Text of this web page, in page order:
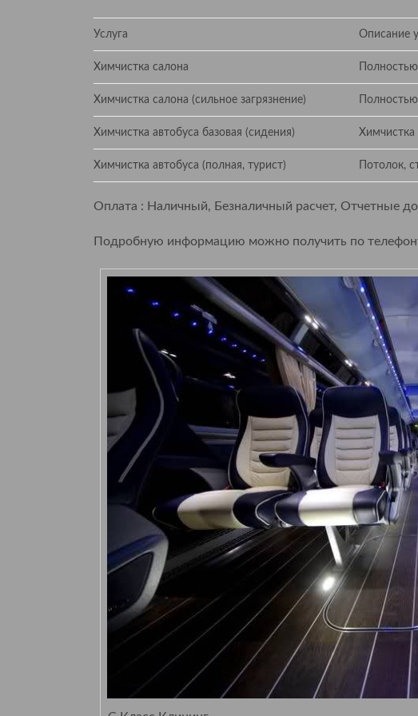
Услуга Описание
Химчистка салона
Химчистка салона (сильное загрязнение)
Химчистка автобуса базовая (сидения) Химчистка
Химчистка автобуса (полная, турист) Потолок,
Оплата : Наличный, Безналичный расчет, Отчетные
Подробную информацию можно получить по